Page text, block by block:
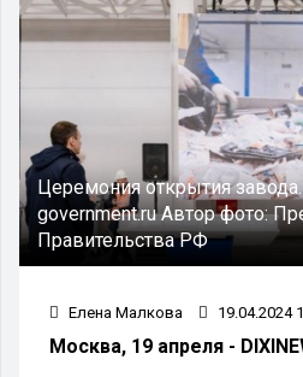
Церемония открытия
government.ruАвтор фото:
Правительства РФ
Елена Малкова 19.04.2024
Москва, 19 апреля -